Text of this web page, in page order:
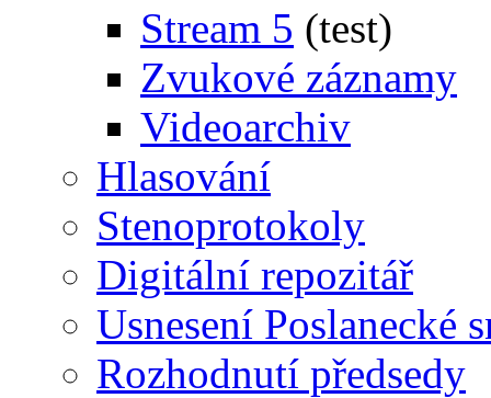
Stream 5 (test)
Zvukové záznamy
Videoarchiv
Hlasování
Stenoprotokoly
Digitální repozitář
Usnesení Poslanecké
Rozhodnutí předsedy